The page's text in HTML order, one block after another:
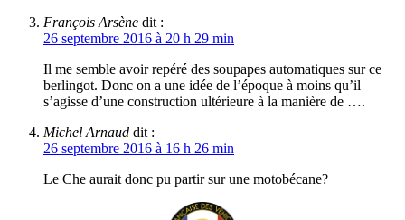
François Arsène dit :
26 septembre 2016 à 20 h 29 min
Il me semble avoir repéré des soupapes automatiques sur ce
berlingot. Donc on a une idée de l’époque à moins qu’il
s’agisse d’une construction ultérieure à la manière de ….
Michel Arnaud dit :
26 septembre 2016 à 16 h 26 min
Le Che aurait donc pu partir sur une motobécane?